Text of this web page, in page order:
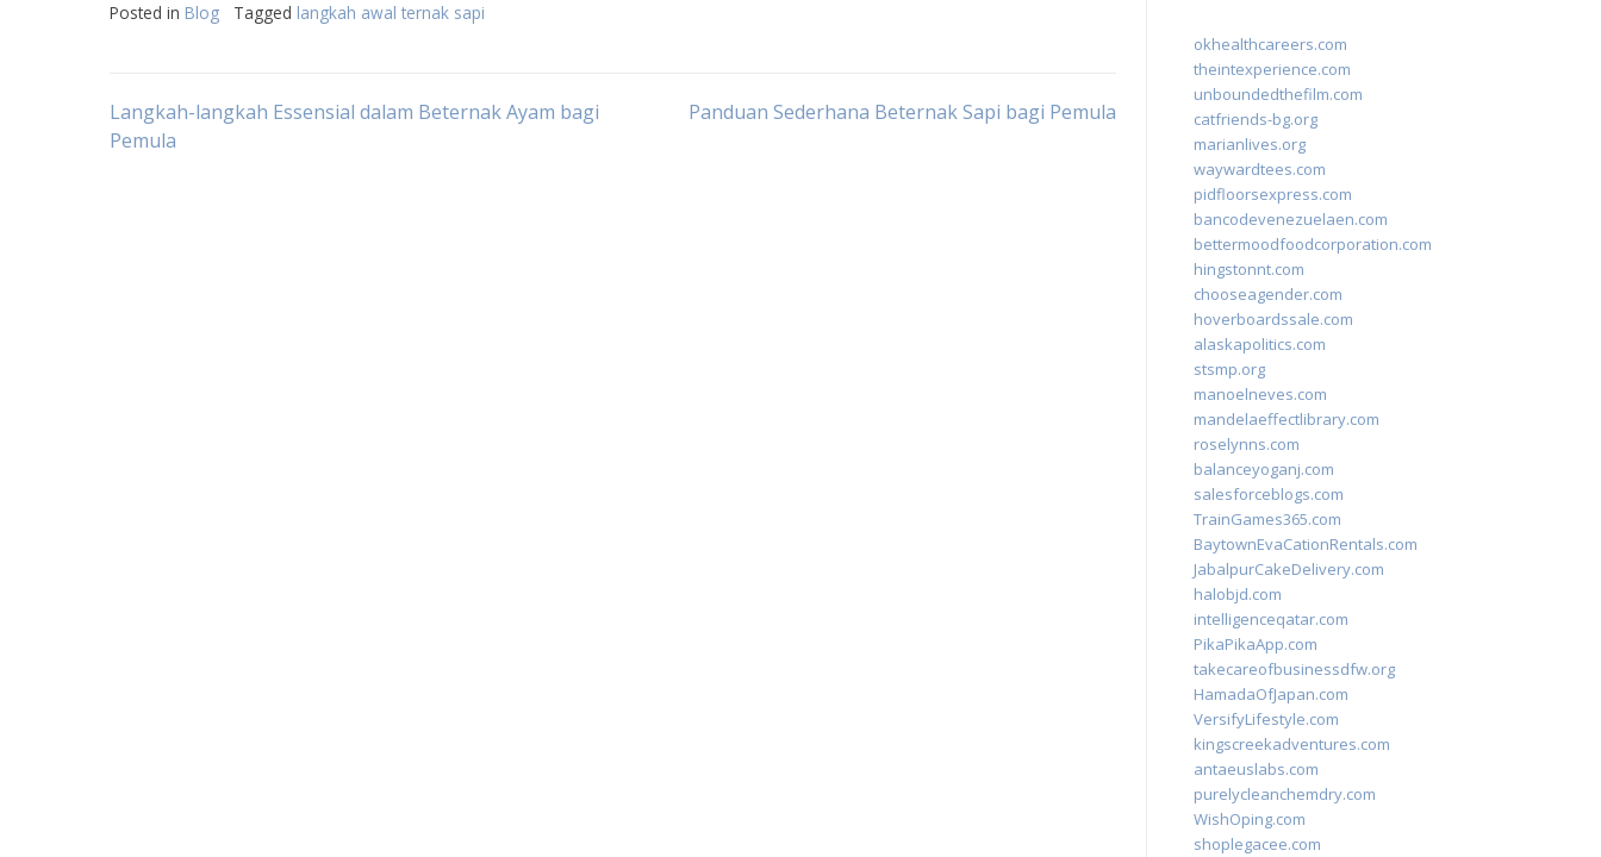
Posted in Blog Tagged langkah awal ternak sapi
Post
Langkah-langkah Essensial dalam Beternak Ayam bagi
Pemula
Panduan Sederhana Beternak Sapi bagi Pemula
okhealthcareers.com
theintexperience.com
unboundedthefilm.com
catfriends-bg.org
marianlives.org
waywardtees.com
pidfloorsexpress.com
bancodevenezuelaen.com
bettermoodfoodcorporation.com
hingstonnt.com
chooseagender.com
hoverboardssale.com
alaskapolitics.com
stsmp.org
manoelneves.com
mandelaeffectlibrary.com
roselynns.com
balanceyoganj.com
salesforceblogs.com
TrainGames365.com
BaytownEvaCationRentals.com
JabalpurCakeDelivery.com
halobjd.com
intelligenceqatar.com
PikaPikaApp.com
takecareofbusinessdfw.org
HamadaOfJapan.com
VersifyLifestyle.com
kingscreekadventures.com
antaeuslabs.com
purelycleanchemdry.com
WishOping.com
shoplegacee.com